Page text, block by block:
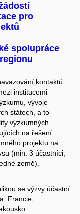
pro
spolupráce
kontaktů
institucemi
vývoje
státech, a to
výzkumných
na řešení
projektu na
(min. 3 účastníci;
země).
se výzvy účastní
Francie,